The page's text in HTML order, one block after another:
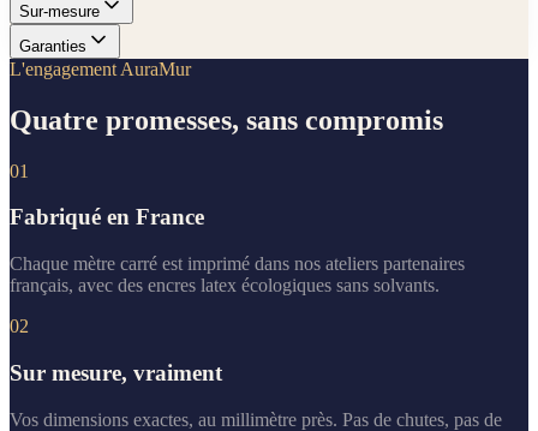
Sur-mesure
Garanties
L'engagement AuraMur
Quatre promesses, sans compromis
01
Fabriqué en France
Chaque mètre carré est imprimé dans nos ateliers partenaires
français, avec des encres latex écologiques sans solvants.
02
Sur mesure, vraiment
Vos dimensions exactes, au millimètre près. Pas de chutes, pas de